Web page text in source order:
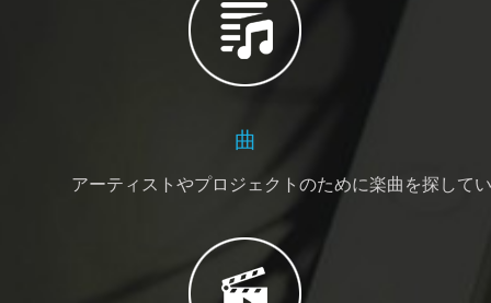
曲
アーティストやプロジェクトのために楽曲を探して